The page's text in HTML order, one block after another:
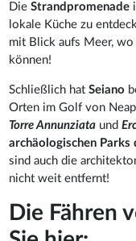
DieStrandpromenade
lokale Küche zu
mit Blick aufs Meer,
können!
Schließlich hatSeiano
Orten im Golf von
Torre Annunziata und
archäologischen Parks
sind auch die
nicht weit entfernt!
Die Fähren